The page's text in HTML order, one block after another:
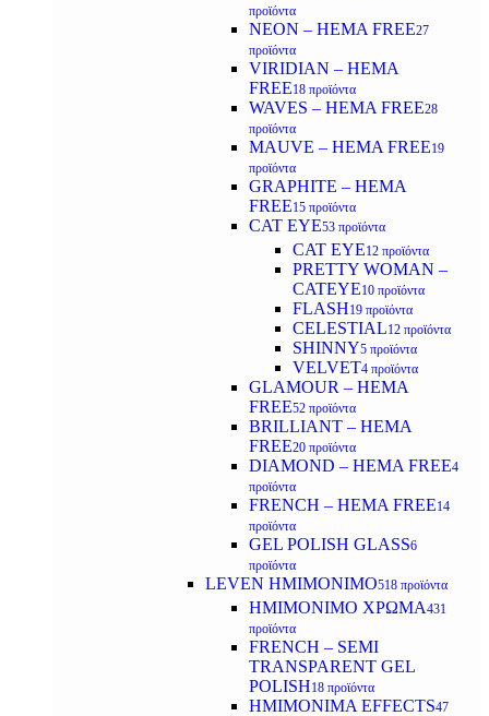
προϊόντα
NEON – HEMA FREE27
προϊόντα
VIRIDIAN – HEMA
FREE18 προϊόντα
WAVES – HEMA FREE28
προϊόντα
MAUVE – HEMA FREE19
προϊόντα
GRAPHITE – HEMA
FREE15 προϊόντα
CAT EYE53 προϊόντα
CAT EYE12 προϊόντα
PRETTY WOMAN –
CATEYE10 προϊόντα
FLASH19 προϊόντα
CELESTIAL12 προϊόντα
SHINNY5 προϊόντα
VELVET4 προϊόντα
GLAMOUR – HEMA
FREE52 προϊόντα
BRILLIANT – HEMA
FREE20 προϊόντα
DIAMOND – HEMA FREE4
προϊόντα
FRENCH – HEMA FREE14
προϊόντα
GEL POLISH GLASS6
προϊόντα
LEVEN ΗΜΙΜΟΝΙΜΟ518 προϊόντα
ΗΜΙΜΟΝΙΜΟ ΧΡΩΜΑ431
προϊόντα
FRENCH – SEMI
TRANSPARENT GEL
POLISH18 προϊόντα
HMIMONIMA EFFECTS47